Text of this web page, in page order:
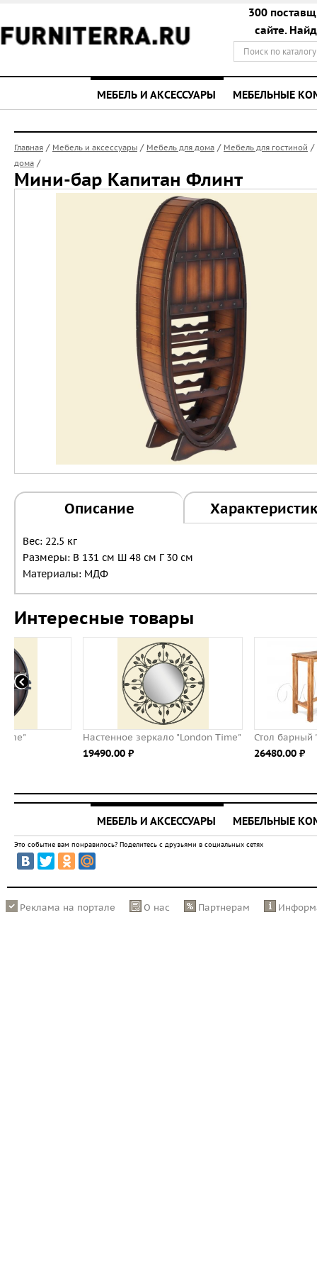
300
сайте.
МЕБЕЛЬ И АКСЕССУАРЫ МЕБЕЛЬНЫЕ
Главная / Мебель и аксессуары / Мебель для дома / Мебель для гостиной /
дома /
Мини-бар Капитан Флинт
Описание
Вес: 22.5 кг
Размеры: В 131 см Ш 48 см Г 30 см
Материалы: МДФ
Интересные товары
Настенное зеркало "London Time" Стол барный "Берген"
МЕБЕЛЬ И АКСЕССУАРЫ МЕБЕЛЬНЫЕ
Это событие вам понравилось? Поделитесь с друзьями в социальных сетях
Реклама на портале О нас Партнерам